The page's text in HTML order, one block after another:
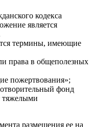
кодекса
является
термины, имеющие
права в общеполезных
пожертвования»;
фонд
тяжелыми
размещения ее на